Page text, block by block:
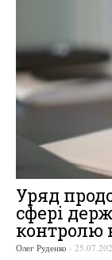
Уряд
сфері
контролю
Олег Руденко -